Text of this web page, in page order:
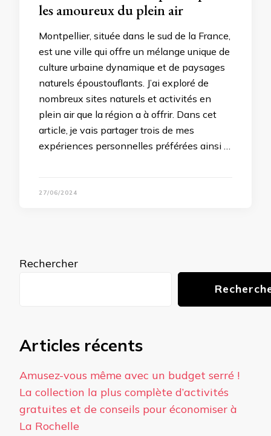
les amoureux du plein air
Montpellier, située dans le sud de la France,
est une ville qui offre un mélange unique de
culture urbaine dynamique et de paysages
naturels époustouflants. J’ai exploré de
nombreux sites naturels et activités en
plein air que la région a à offrir. Dans cet
article, je vais partager trois de mes
expériences personnelles préférées ainsi …
27/06/2024
Rechercher
Articles récents
Amusez-vous même avec un budget serré !
La collection la plus complète d’activités
gratuites et de conseils pour économiser à
La Rochelle